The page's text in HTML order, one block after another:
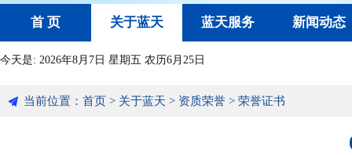
首 页 关于蓝天 蓝天服务 新闻动态
今天是: 2026年8月7日 星期五 农历6月25日
当前位置： 首页 > 关于蓝天 > 资质荣誉 > 荣誉证书